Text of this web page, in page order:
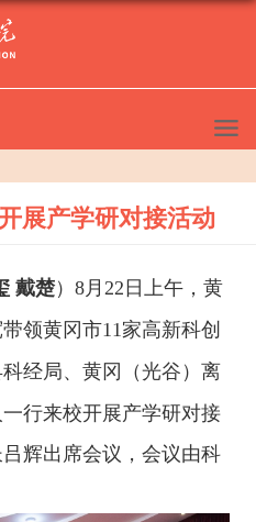
展产学研对接活动
戴楚） 8月 22 日上午，黄
领黄冈市11家高新科创
经局、黄冈（光谷）离
行来校开展产学研对接
辉出席会议，会议由科